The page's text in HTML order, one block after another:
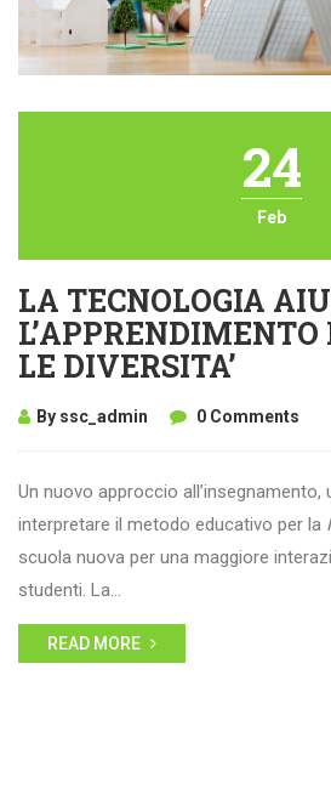
24
Feb
LA TECNOLOGIA
LE DIVERSITA’
By ssc_admin 0 Comments
Un nuovo approccio all’insegnamento,
interpretare il metodo educativo per la
scuola nuova per una maggiore
studenti. La…
READ MORE